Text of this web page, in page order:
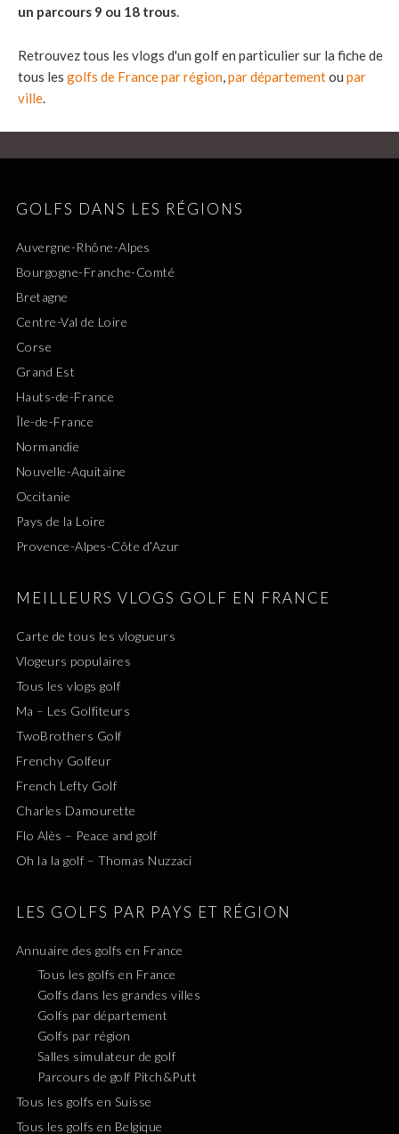
un parcours 9 ou 18 trous.
Retrouvez tous les vlogs d'un golf en particulier sur la fiche de
tous les golfs de France par région,par départementou par
ville.
GOLFS DANS LES RÉGIONS
Auvergne-Rhône-Alpes
Bourgogne-Franche-Comté
Bretagne
Centre-Val de Loire
Corse
Grand Est
Hauts-de-France
Île-de-France
Normandie
Nouvelle-Aquitaine
Occitanie
Pays de la Loire
Provence-Alpes-Côte d’Azur
MEILLEURS VLOGS GOLF EN FRANCE
Carte de tous les vlogueurs
Vlogeurs populaires
Tous les vlogs golf
Ma – Les Golfiteurs
TwoBrothers Golf
Frenchy Golfeur
French Lefty Golf
Charles Damourette
Flo Alès – Peace and golf
Oh la la golf – Thomas Nuzzaci
LES GOLFS PAR PAYS ET RÉGION
Annuaire des golfs en France
Tous les golfs en France
Golfs dans les grandes villes
Golfs par département
Golfs par région
Salles simulateur de golf
Parcours de golf Pitch&Putt
Tous les golfs en Suisse
Tous les golfs en Belgique